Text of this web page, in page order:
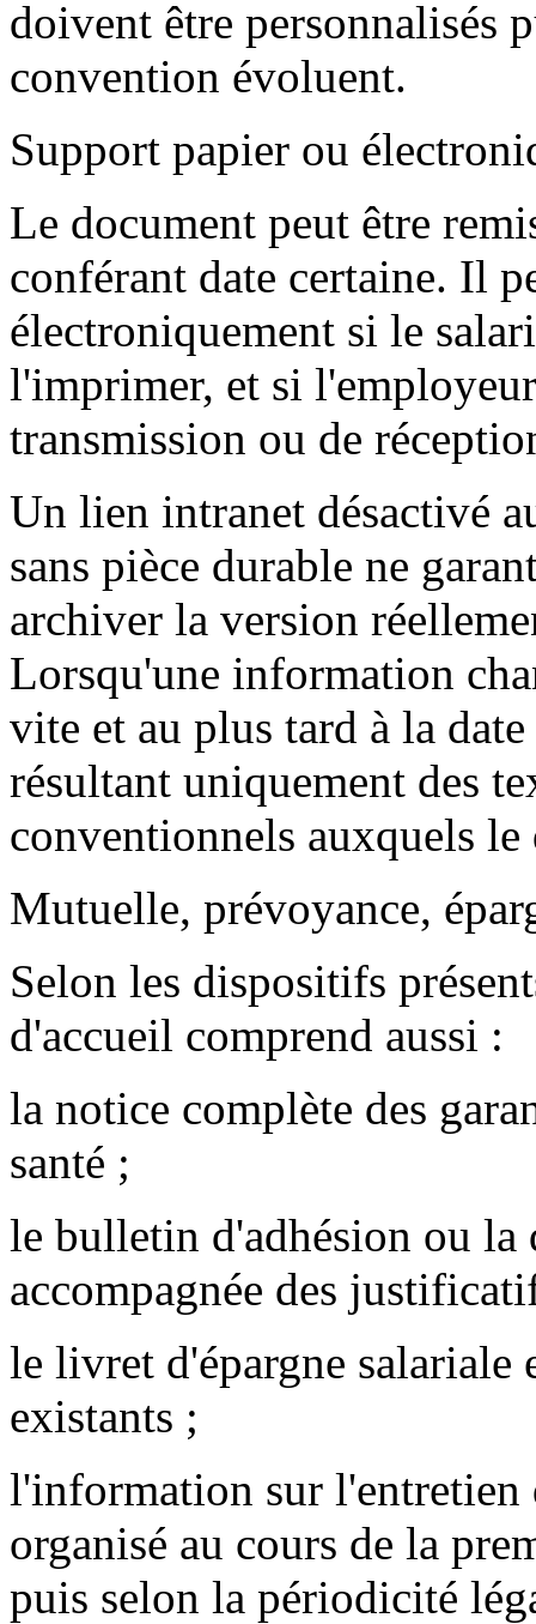
doivent être personnalisés
convention évoluent.
Support papier ou
Le document peut être
conférant date certaine. Il
électroniquement si le
l'imprimer, et si
transmission ou de
Un lien intranet désactivé
sans pièce durable ne
archiver la version
Lorsqu'une information
vite et au plus tard à la
résultant uniquement des
conventionnels auxquels
Mutuelle, prévoyance,
Selon les dispositifs
d'accueil comprend aussi :
la notice complète des
santé ;
le bulletin d'adhésion ou la
accompagnée des
le livret d'épargne
existants ;
l'information sur l'entretien
organisé au cours de la
puis selon la périodicité